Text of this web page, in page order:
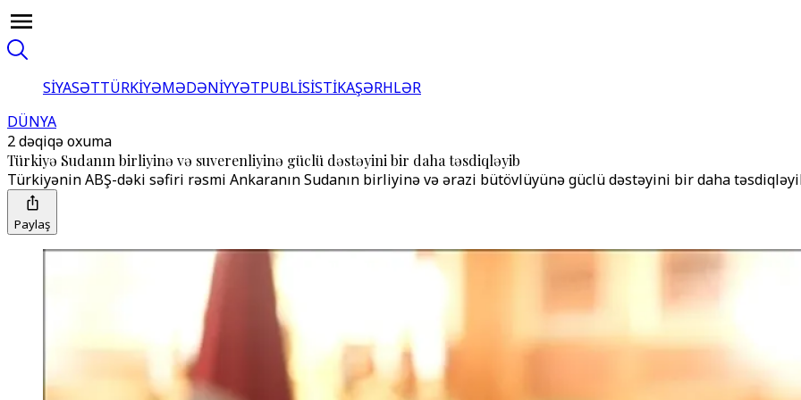
SİYASƏTTÜRKİYƏMƏDƏNİYYƏTPUBLİSİSTİKAŞƏRHLƏR
DÜNYA
2 dəqiqə oxuma
Türkiyə Sudanın birliyinə və suverenliyinə güclü dəstəyini bir daha təsdiqləyib
Türkiyənin ABŞ-dəki səfiri rəsmi Ankaranın Sudanın birliyinə və ərazi bütövlüyünə güclü dəstəyini bir daha
Paylaş